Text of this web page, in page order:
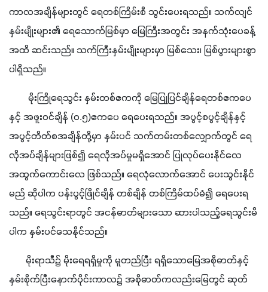
ကာလအချိန်များတွင် ရေတစ်ကြိမ်းစီ သွင်းပေးရသည်။ သက်လျင်
နှမ်းမျိုးများ၏ ရေသောက်မြစ်မှာ မြေကြီးအတွင်း အနက်သုံးပေခန့်
အထိ ဆင်းသည်။ သက်ကြီးနှမ်းမျိုးများမှာ မြစ်သေး၊ မြစ်ပွားများစွာ
ပါရှိသည်။
မိုးကြိုရေသွင်း နှမ်းတစ်ဧကကို မြေပြုုပြင်ချိန်ရေတစ်ဧကပေ
နှင့် အဖူးဝင်ချိန် (ဝ.၅)ဧကပေ ရေပေးရသည်။ အပွင့်စပွင့်ချိန်နှင့်
အပွင့်တိတ်စအချိန်တို့မှာ နှမ်းပင် သက်တမ်းတစ်လျှောက်တွင် ရေ
လိုအပ်ချိန်များဖြစ်၍ ရေလိုအပ်မှုမရှိအောင် ပြုလုပ်ပေးနိုင်လေ
အထွက်ကောင်းလေ ဖြစ်သည်။ ရေလုံလောက်အောင် ပေးသွင်းနိုင်
မည် ဆိုပါက ပန်းပွင့်ဖြိုင်ချိန် တစ်ချိန် တစ်ကြိမ်ထပ်မံ၍ ရေပေးရ
သည်။ ရေသွင်းရာတွင် အငန်ဓာတ်များသော ဆားပါသည့်ရေသွင်းမိ
ပါက နှမ်းပင်သေနိုင်သည်။
မိုးရာသီ၌ မိုးရေရရှိမှုကို မူတည်ပြီး ရရှိသောမြေအစိုဓာတ်နှင့်
နှမ်းစိုက်ပြီးနောက်ပိုင်းကာလ၌ အစိုဓာတ်ကလည်းမြေတွင် ဆုတ်